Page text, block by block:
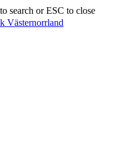
search or ESC to close